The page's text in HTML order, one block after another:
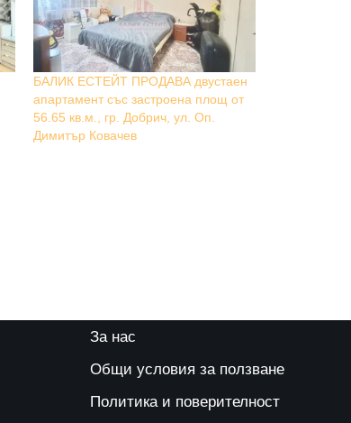
БАЛИК ЕСТЕЙТ ПРОДАВА двустаен
апартамент със застроена площ от
56.65 кв.м., гр. Добрич, ул. Оп.
Димитър Ковачев
За нас
Общи условия за ползване
Политика и поверителност